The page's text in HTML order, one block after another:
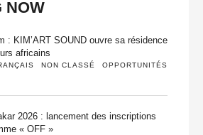
NOW
: KIM’ART SOUND ouvre sa résidence
africains
NON CLASSÉ
OPPORTUNITÉS
2026 : lancement des inscriptions
« OFF »